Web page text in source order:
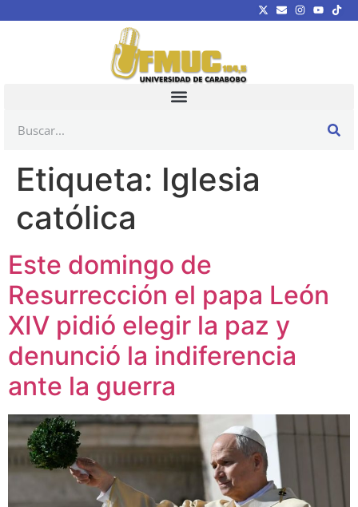
Etiqueta: Iglesia
católica
Este domingo de
Resurrección el papa León
XIV pidió elegir la paz y
denunció la indiferencia
ante la guerra